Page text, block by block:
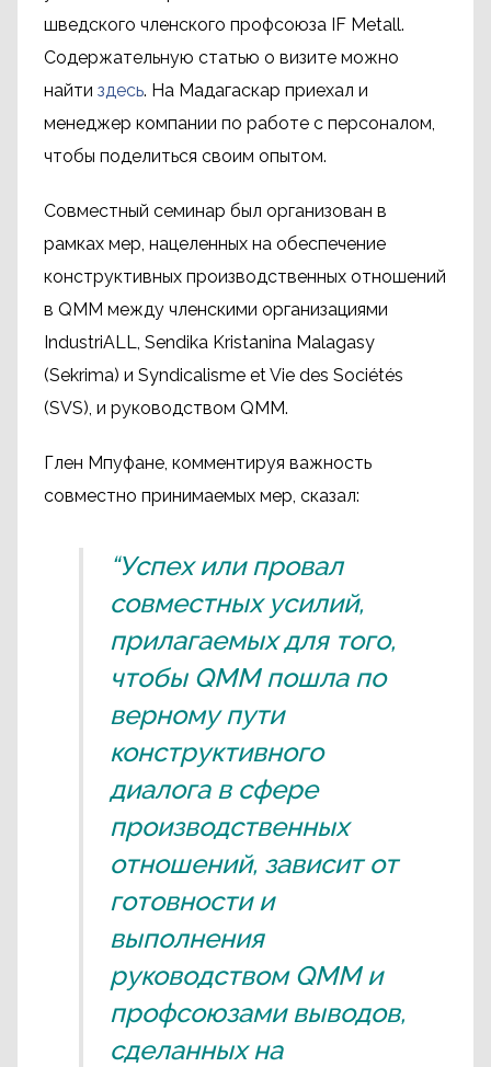
шведского членского профсоюза IF Metall.
Содержательную статью о визите можно
найти здесь. На Мадагаскар приехал и
менеджер компании по работе с персоналом,
чтобы поделиться своим опытом.
Совместный семинар был организован в
рамках мер, нацеленных на обеспечение
конструктивных производственных отношений
в QMM между членскими организациями
IndustriALL, Sendika Kristanina Malagasy
(Sekrima) и Syndicalisme et Vie des Sociétés
(SVS), и руководством QMM.
Глен Мпуфане, комментируя важность
совместно принимаемых мер, сказал:
“Успех или провал
совместных усилий,
прилагаемых для того,
чтобы QMM пошла по
верному пути
конструктивного
диалога в сфере
производственных
отношений, зависит от
готовности и
выполнения
руководством QMM и
профсоюзами выводов,
сделанных на